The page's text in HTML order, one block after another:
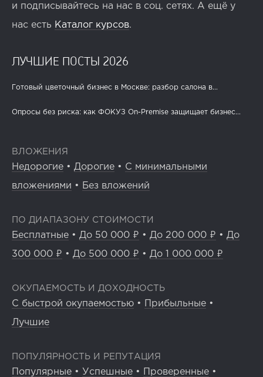
и подписывайтесь на нас в соц. сетях. А ещё у
нас есть Каталог курсов.
ЛУЧШИЕ ПОСТЫ 2026
Готовый цветочный бизнес в Москве: разбор салона в...
Опросы без риска: как ФОКУЗ On-Premise защищает бизнес...
ВЛОЖЕНИЯ
Недорогие • Дорогие • С минимальными
вложениями • Без вложений
ПО ДИАПАЗОНУ СТОИМОСТИ
Бесплатные • До 50 000 ₽ • До 200 000 ₽ • До
300 000 ₽ • До 500 000 ₽ • До 1 000 000 ₽
ОКУПАЕМОСТЬ И ДОХОДНОСТЬ
С быстрой окупаемостью • Прибыльные •
Лучшие
ПОПУЛЯРНОСТЬ И РЕПУТАЦИЯ
Популярные • Успешные • Проверенные •